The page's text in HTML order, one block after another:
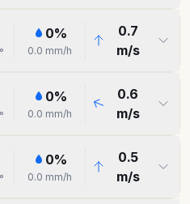
°
0%
0.0 mm/h
0.7
m/s
°
0%
0.0 mm/h
0.6
m/s
°
0%
0.0 mm/h
0.5
m/s